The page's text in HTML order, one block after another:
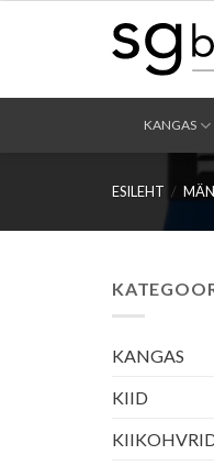
KANGAS
ESILEHT /
KANGAS
KIID